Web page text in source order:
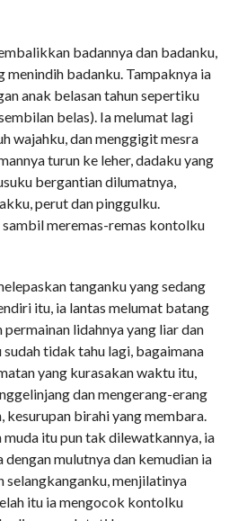
badannya dan badanku,
menindih badanku. Tampaknya ia
anak belasan tahun sepertiku
belas). Ia melumat lagi
wajahku, dan menggigit mesra
turun ke leher, dadaku yang
bergantian dilumatnya,
perut dan pinggulku.
sambil meremas-remas kontolku
tanganku yang sedang
itu, ia lantas melumat batang
lidahnya yang liar dan
tidak tahu lagi, bagaimana
yang kurasakan waktu itu,
dan mengerang-erang
kesurupan birahi yang membara.
muda itu pun tak dilewatkannya, ia
mulutnya dan kemudian ia
selangkanganku, menjilatinya
itu ia mengocok kontolku